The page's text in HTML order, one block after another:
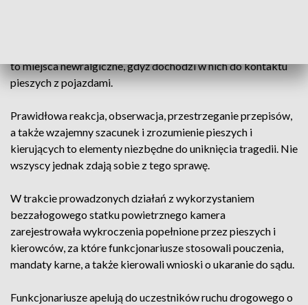
to miejsca newralgiczne, gdyż dochodzi w nich do kontaktu
pieszych z pojazdami.
Prawidłowa reakcja, obserwacja, przestrzeganie przepisów,
a także wzajemny szacunek i zrozumienie pieszych i
kierujących to elementy niezbędne do uniknięcia tragedii. Nie
wszyscy jednak zdają sobie z tego sprawę.
W trakcie prowadzonych działań z wykorzystaniem
bezzałogowego statku powietrznego kamera
zarejestrowała wykroczenia popełnione przez pieszych i
kierowców, za które funkcjonariusze stosowali pouczenia,
mandaty karne, a także kierowali wnioski o ukaranie do sądu.
Funkcjonariusze apelują do uczestników ruchu drogowego o